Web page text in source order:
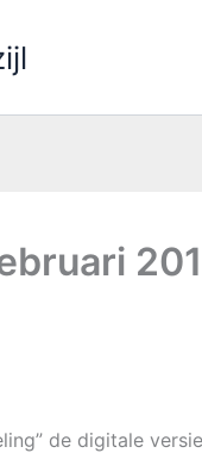
de digitale